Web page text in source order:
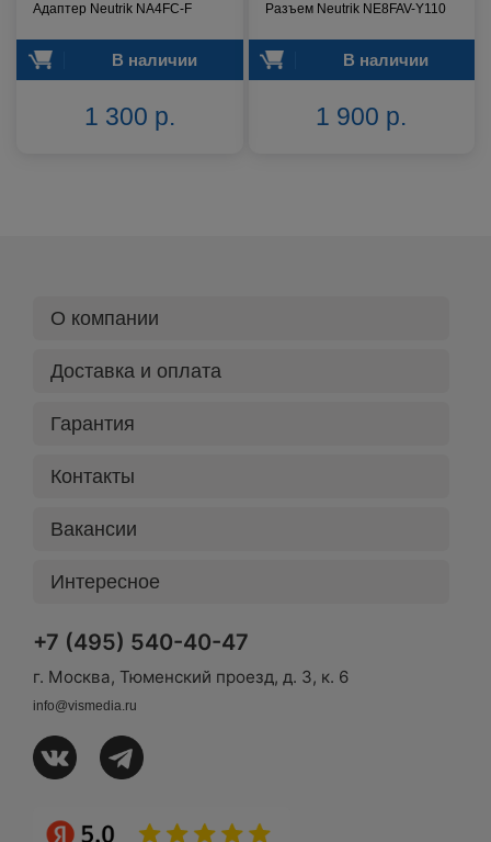
Адаптер Neutrik NA4FC-F
В наличии
1 300 р.
Разъем Neutrik NE8FAV-Y110
В наличии
1 900 р.
О компании
Доставка и оплата
Гарантия
Контакты
Вакансии
Интересное
+7 (495) 540-40-47
г. Москва, Тюменский проезд, д. 3, к. 6
info@vismedia.ru